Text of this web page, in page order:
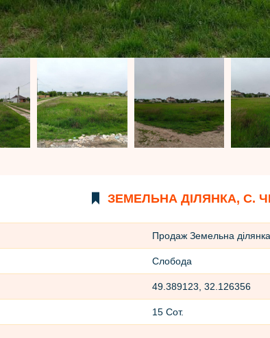
ЗЕМЕЛЬНА ДІЛЯНКА, С.
Продаж Земельна
Слобода
49.389123, 32.126356
15 Сот.